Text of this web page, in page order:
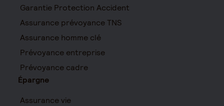
Garantie Protection Accident
Assurance prévoyance TNS
Assurance homme clé
Prévoyance entreprise
Prévoyance cadre
Épargne
Assurance vie